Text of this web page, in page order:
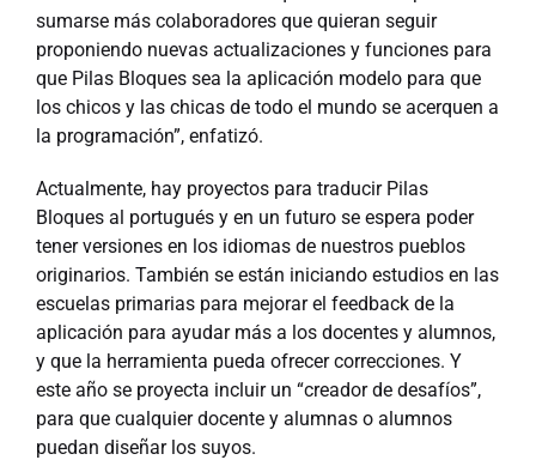
sumarse más colaboradores que quieran seguir
proponiendo nuevas actualizaciones y funciones para
que Pilas Bloques sea la aplicación modelo para que
los chicos y las chicas de todo el mundo se acerquen a
la programación”, enfatizó.
Actualmente, hay proyectos para traducir Pilas
Bloques al portugués y en un futuro se espera poder
tener versiones en los idiomas de nuestros pueblos
originarios. También se están iniciando estudios en las
escuelas primarias para mejorar el feedback de la
aplicación para ayudar más a los docentes y alumnos,
y que la herramienta pueda ofrecer correcciones. Y
este año se proyecta incluir un “creador de desafíos”,
para que cualquier docente y alumnas o alumnos
puedan diseñar los suyos.